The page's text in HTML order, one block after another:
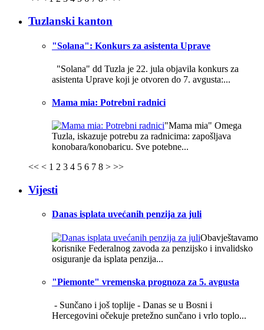
Tuzlanski kanton
"Solana": Konkurs za asistenta Uprave
"Solana" dd Tuzla je 22. jula objavila konkurs za
asistenta Uprave koji je otvoren do 7. avgusta:...
Mama mia: Potrebni radnici
"Mama mia" Omega
Tuzla, iskazuje potrebu za radnicima: zapošljava
konobara/konobaricu. Sve potebne...
<< < 1 2 3 4 5 6 7 8 > >>
Vijesti
Danas isplata uvećanih penzija za juli
Obavještavamo
korisnike Federalnog zavoda za penzijsko i invalidsko
osiguranje da isplata penzija...
"Piemonte" vremenska prognoza za 5. avgusta
- Sunčano i još toplije - Danas se u Bosni i
Hercegovini očekuje pretežno sunčano i vrlo toplo...